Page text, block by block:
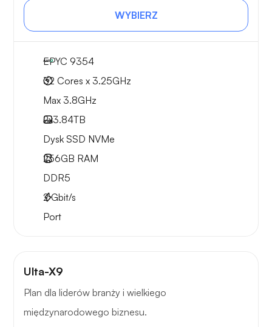
WYBIERZ
EPYC 9354
32 Cores x 3.25GHz
Max 3.8GHz
2x3.84TB
Dysk SSD NVMe
256GB RAM
DDR5
2Gbit/s
Port
Ulta-X9
Plan dla liderów branży i wielkiego
międzynarodowego biznesu.